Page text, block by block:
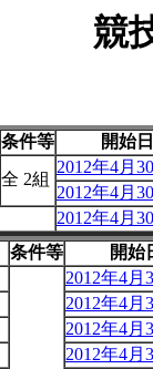
競
条件等
開始
全 2組
2012年4月
2012年4月
2012年4月
条件等
開始
2012年4月
2012年4月
2012年4月
2012年4月